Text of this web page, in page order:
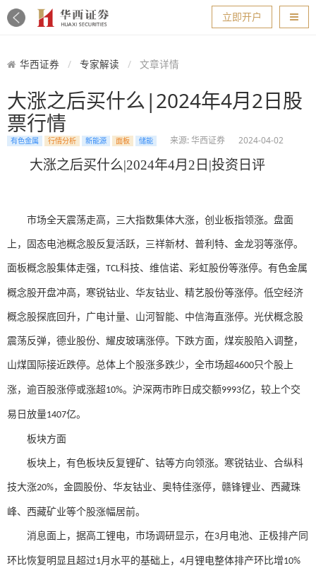
导航
立即开户
华西证券 专家解读 文章详情
大涨之后买什么|2024年4月2日股
票行情
有色金属 行情分析 新能源 面板 储能 来源: 华西证券 2024-04-02
大涨之后买什么|2024年4月2日|投资日评
市场全天震荡走高，三大指数集体大涨，创业板指领涨。盘面
上，固态电池概念股反复活跃，三祥新材、普利特、金龙羽等涨停。
面板概念股集体走强， TCL科技、维信诺、彩虹股份等涨停。有色金属
概念股开盘冲高，寒锐钴业、华友钴业、精艺股份等涨停。低空经济
概念股探底回升，广电计量、山河智能、中信海直涨停。光伏概念股
震荡反弹，德业股份、耀皮玻璃涨停。下跌方面，煤炭股陷入调整，
山煤国际接近跌停。总体上个股涨多跌少，全市场超4600只个股上
涨，逾百股涨停或涨超10%。沪深两市昨日成交额9993亿，较上个交
易日放量1407亿。
板块方面
板块上，有色板块反复锂矿、钴等方向领涨。寒锐钴业、合纵科
技大涨20%，金圆股份、华友钴业、奥特佳涨停，赣锋锂业、西藏珠
峰、西藏矿业等个股涨幅居前。
消息面上，据高工锂电，市场调研显示，在3月电池、正极排产同
环比恢复明显且超过1月水平的基础上， 4月锂电整体排产环比增10%